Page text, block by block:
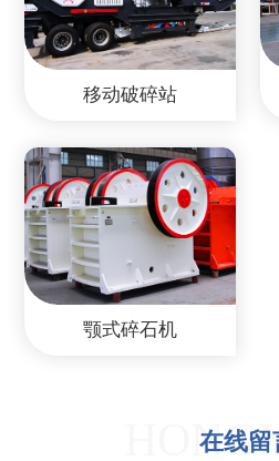
移动破碎站
颚式碎石机
在线留